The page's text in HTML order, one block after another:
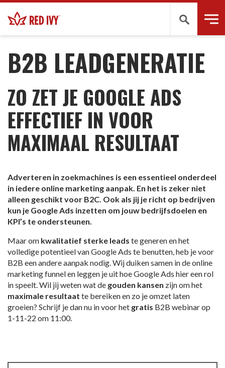
Zoeken
B2B WEBINAR
B2B LEADGENERATIE
ZO ZET JE GOOGLE ADS
EFFECTIEF IN VOOR
MAXIMAAL RESULTAAT
Adverteren in zoekmachines is een essentieel onderdeel
in iedere online marketing aanpak. En het is zeker niet
alleen geschikt voor B2C. Ook als jij je richt op bedrijven
kun je Google Ads inzetten om jouw bedrijfsdoelen en
KPI’s te ondersteunen.
Maar om kwalitatief sterke leads te generen en het
volledige potentieel van Google Ads te benutten, heb je voor
B2B een andere aanpak nodig. Wij duiken samen in de online
marketing funnel en leggen je uit hoe Google Ads hier een rol
in speelt.Wil jij weten wat de gouden kansen zijn om het
maximale resultaat te bereiken en zo je omzet laten
groeien? Schrijf je dan nu in voor het gratis B2B webinar op
1-11-22 om 11:00.